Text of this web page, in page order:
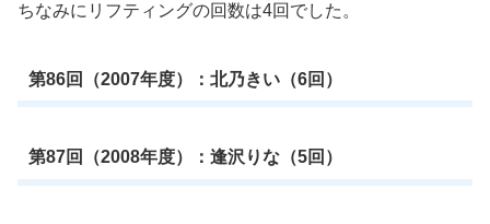
ちなみにリフティングの回数は4回でした。
第86回（2007年度）：北乃きい（6回）
第87回（2008年度）：逢沢りな（5回）